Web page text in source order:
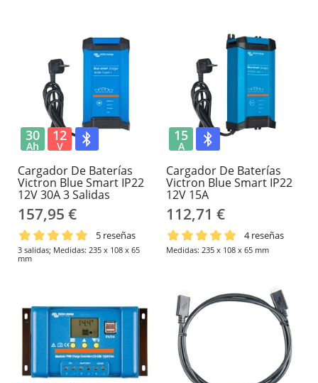
Cargador De Baterías
Victron Blue Smart IP22
12V 30A 3 Salidas
157,95 €
5 reseñas
3 salidas; Medidas: 235 x 108 x 65
mm
30
Ah
12
V
Cargador De Baterías
Victron Blue Smart IP22
12V 15A
112,71 €
4 reseñas
Medidas: 235 x 108 x 65 mm
15
A